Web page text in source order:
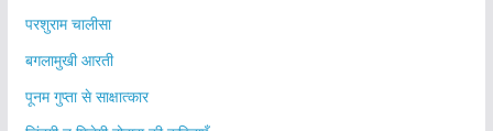
परशुराम चालीसा
बगलामुखी आरती
पूनम गुप्ता से साक्षात्कार